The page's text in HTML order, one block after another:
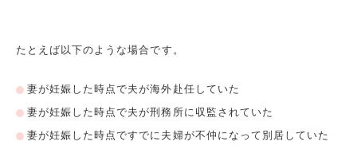
たとえば以下のような場合です。
妻が妊娠した時点で夫が海外赴任していた
妻が妊娠した時点で夫が刑務所に収監されていた
妻が妊娠した時点ですでに夫婦が不仲になって別居していた